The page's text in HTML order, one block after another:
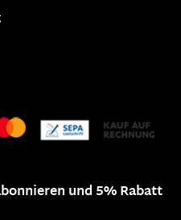
und 5% Rabatt